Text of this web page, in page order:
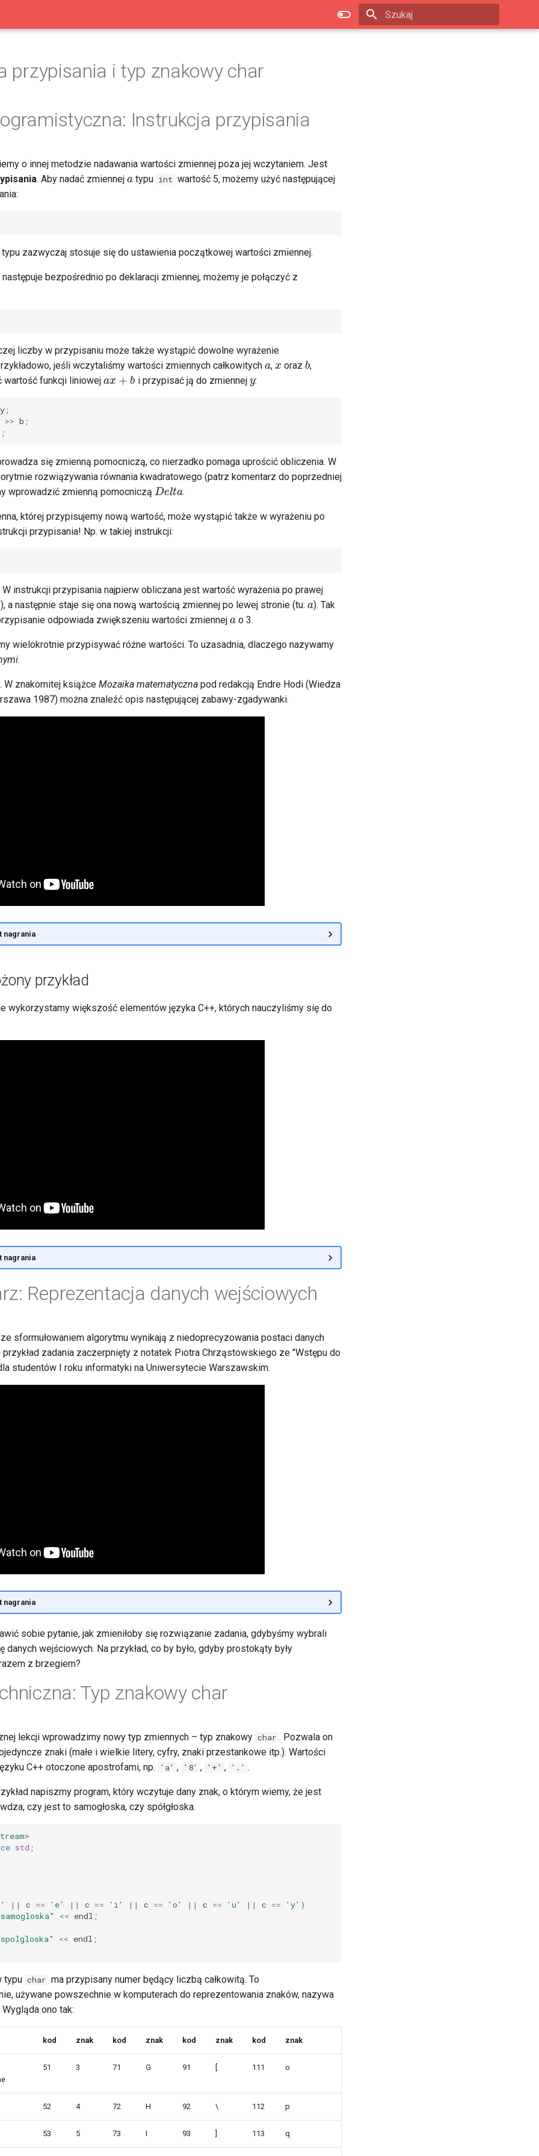
przypisania i typ znakowy char
Instrukcja przypisania
o innej metodzie nadawania wartości zmiennej poza jej wczytaniem. Jest
. Aby nadać zmiennej
a
typu int wartość 5, możemy użyć następującej
zazwyczaj stosuje się do ustawienia początkowej wartości zmiennej.
bezpośrednio po deklaracji zmiennej, możemy je połączyć z
liczby w przypisaniu może także wystąpić dowolne wyrażenie
jeśli wczytaliśmy wartości zmiennych całkowitych
a
,
x
oraz ,
wartość funkcji liniowej
ax+ b
i przypisać ją do zmiennej
y
:
y ;
>> b ;
;
się zmienną pomocniczą, co nierzadko pomaga uprościć obliczenia. W
rozwiązywania równania kwadratowego (patrz komentarz do poprzedniej
wprowadzić zmienną pomocniczą
Delta
.
której przypisujemy nową wartość, może wystąpić także w wyrażeniu po
przypisania! Np. w takiej instrukcji:
instrukcji przypisania najpierw obliczana jest wartość wyrażenia po prawej
), a następnie staje się ona nową wartością zmiennej po lewej stronie (tu:
a
). Tak
odpowiada zwiększeniu wartości zmiennej
a
o 3.
wielokrotnie przypisywać różne wartości. To uzasadnia, dlaczego nazywamy
.
W znakomitej książce Mozaika matematyczna pod redakcją Endre Hodi (Wiedza
1987) można znaleźć opis następującej zabawy-zgadywanki.
nagrania
przykład
wykorzystamy większość elementów języka C++, których nauczyliśmy się do
nagrania
Reprezentacja danych wejściowych
sformułowaniem algorytmu wynikają z niedoprecyzowania postaci danych
zadania zaczerpnięty z notatek Piotra Chrząstowskiego ze "Wstępu do
studentów I roku informatyki na Uniwersytecie Warszawskim.
nagrania
sobie pytanie, jak zmieniłoby się rozwiązanie zadania, gdybyśmy wybrali
danych wejściowych. Na przykład, co by było, gdyby prostokąty były
z brzegiem?
Typ znakowy char
lekcji wprowadzimy nowy typ zmiennych – typ znakowy char . Pozwala on
znaki (małe i wielkie litery, cyfry, znaki przestankowe itp.). Wartości
C++ otoczone apostrofami, np. 'a' , '8' , '+' , '.' .
napiszmy program, który wczytuje dany znak, o którym wiemy, że jest
czy jest to samogłoska, czy spółgłoska.
std ;
|| c == 'e' || c == 'i' || c == 'o' || c == 'u' || c == 'y' )
<< endl ;
<< endl ;
typu char ma przypisany numer będący liczbą całkowitą. To
używane powszechnie w komputerach do reprezentowania znaków, nazywa
Wygląda ono tak:
kod znak kod znak kod znak kod znak
51 3 71 G 91 111 o
52 4 72 H 92 \ 112 p
53 5 73 I 93 113 q